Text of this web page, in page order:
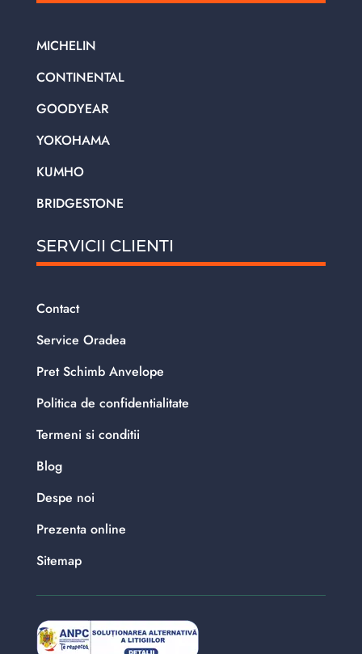
MICHELIN
CONTINENTAL
GOODYEAR
YOKOHAMA
KUMHO
BRIDGESTONE
SERVICII CLIENTI
Contact
Service Oradea
Pret Schimb Anvelope
Politica de confidentialitate
Termeni si conditii
Blog
Despe noi
Prezenta online
Sitemap